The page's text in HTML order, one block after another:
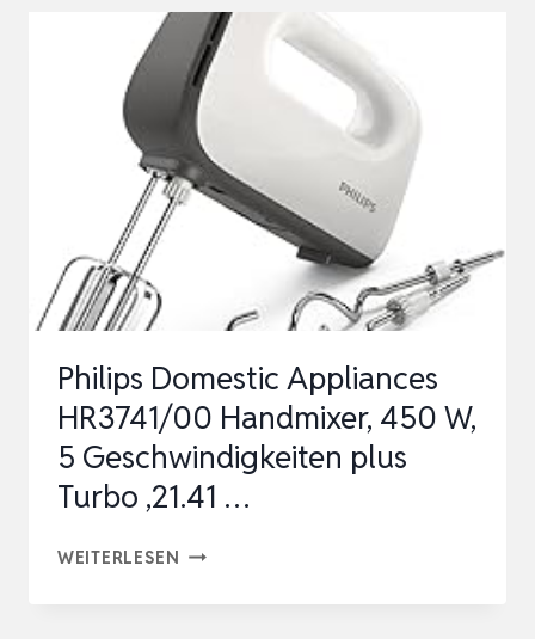
HANDRÜHRGERÄT,
RÜHRBESEN,
EDELSTAHL-
KNETHAKEN,SPÜLMASCHINENGEE…
Philips Domestic Appliances
HR3741/00 Handmixer, 450 W,
5 Geschwindigkeiten plus
Turbo ,‎21.41 …
WEITERLESEN PHILIPS